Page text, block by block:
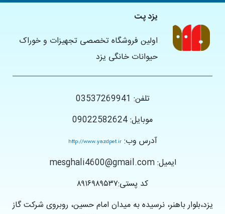
یزد پت
اولین فروشگاه تخصصی تجهیزات و خوراک
حیوانات خانگی یزد
تلفن: 03537269941
موبایل: 09022582624
آدرس وب:http://www.yazdpet.ir
ایمیل: mesghali4600@gmail.com
کد پستی:۸۹۱۶۹۸۹۵۳۷
یزد،بلوار باهنر، نرسیده به میدان امام حسین، روبروی شرکت گاز